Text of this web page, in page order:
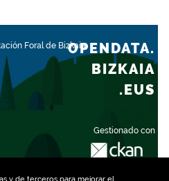
Foral de Bizkaia
Gestionado con
OPENDATA.
BIZKAIA
.EUS